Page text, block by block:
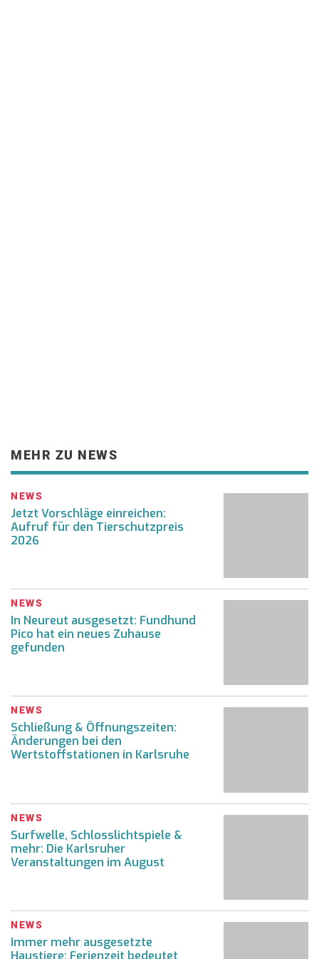
MEHR ZU NEWS
NEWS
Jetzt Vorschläge einreichen:
Aufruf für den Tierschutzpreis
2026
NEWS
In Neureut ausgesetzt: Fundhund
Pico hat ein neues Zuhause
gefunden
NEWS
Schließung & Öffnungszeiten:
Änderungen bei den
Wertstoffstationen in Karlsruhe
NEWS
Surfwelle, Schlosslichtspiele &
mehr: Die Karlsruher
Veranstaltungen im August
NEWS
Immer mehr ausgesetzte
Haustiere: Ferienzeit bedeutet